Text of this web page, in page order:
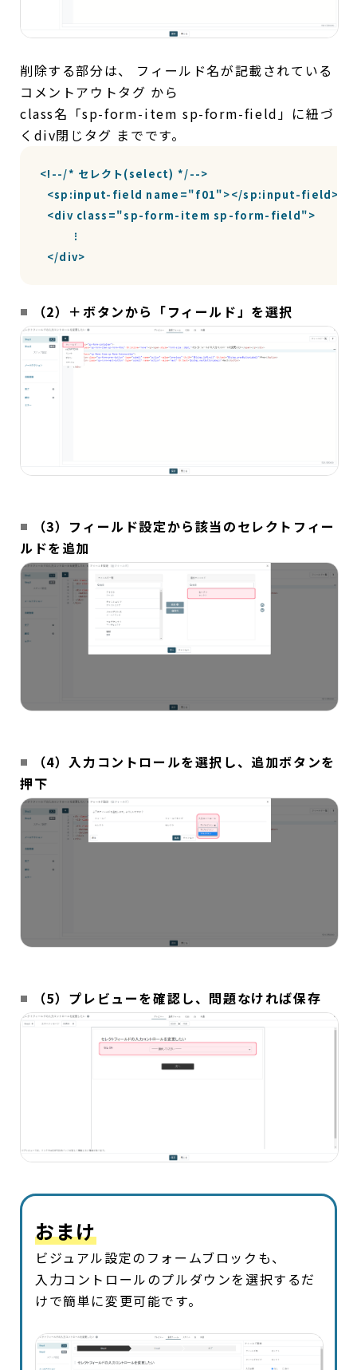
削除する部分は、 フィールド名が記載されている
コメントアウトタグ から
class名「sp-form-item sp-form-field」に紐づ
くdiv閉じタグ までです。
<!--/* セレクト(select) */-->
  <sp:input-field name="f01"></sp:input-field>
  <div class="sp-form-item sp-form-field">
⁝
  </div>
（2）＋ボタンから「フィールド」を選択
（3）フィールド設定から該当のセレクトフィー
ルドを追加
（4）入力コントロールを選択し、追加ボタンを
押下
（5）プレビューを確認し、問題なければ保存
おまけ
ビジュアル設定のフォームブロックも、
入力コントロールのプルダウンを選択するだ
けで簡単に変更可能です。